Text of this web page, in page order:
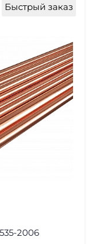
Быстрый заказ
2006